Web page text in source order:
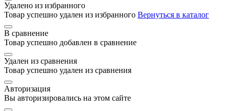
Удалено из избранного
Товар успешно удален из избранного Вернуться в каталог
В сравнение
Товар успешно добавлен в сравнение
Удален из сравнения
Товар успешно удален из сравнения
Авторизация
Вы авторизировались на этом сайте